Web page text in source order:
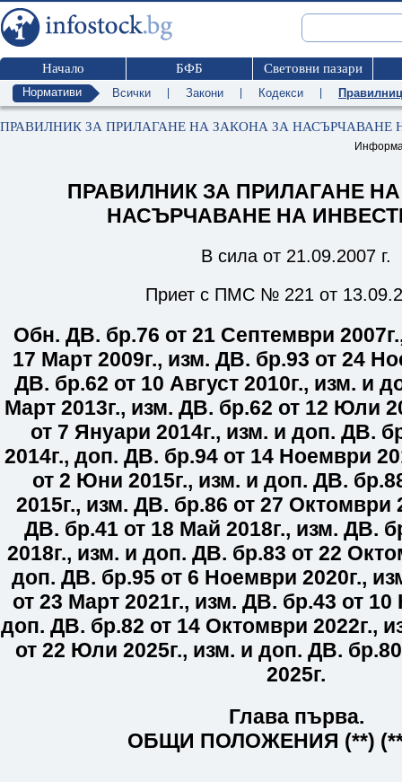
Начало БФБ Световни пазари
Нормативи Всички Закони Кодекси
ПРАВИЛНИК ЗА ПРИЛАГАНЕ НА ЗАКОНА ЗА НАСЪРЧАВАНЕ
ПРАВИЛНИК ЗА ПРИЛАГАНЕ
НАСЪРЧАВАНЕ НА
В сила от 21.09.2007 г.
Приет с ПМС № 221 от
Обн. ДВ. бр.76 от 21 Септември 2007г.
17 Март 2009г., изм. ДВ. бр.93 от 24
ДВ. бр.62 от 10 Август 2010г., изм. и
Март 2013г., изм. ДВ. бр.62 от 12 Юли
от 7 Януари 2014г., изм. и доп. ДВ.
2014г., доп. ДВ. бр.94от 14 Ноември
от 2 Юни 2015г., изм. и доп. ДВ. бр.
2015г., изм. ДВ. бр.86 от 27 Октомври
ДВ. бр.41 от 18 Май 2018г., изм. ДВ.
2018г., изм. и доп. ДВ. бр.83 от 22
доп. ДВ. бр.95от 6 Ноември 2020г.,
от 23 Март 2021г., изм. ДВ. бр.43 от 10
доп. ДВ. бр.82 от 14 Октомври 2022г.,
от 22 Юли 2025г., изм. и доп. ДВ. бр.80
2025г.
Глава първа.
ОБЩИ ПОЛОЖЕНИЯ (**)